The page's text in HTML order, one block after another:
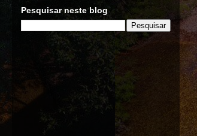
Pesquisar neste blog